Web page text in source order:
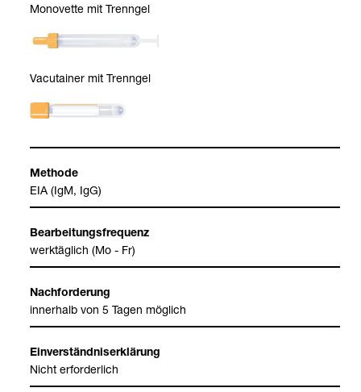
Mono­vette mit Trenn­gel
Vacu­tai­ner mit Trenn­gel
Methode
EIA (IgM, IgG)
Bear­bei­tungs­fre­quenz
werk­täg­lich (Mo - Fr)
Nach­for­de­rung
inner­halb von 5 Tagen mög­lich
Ein­ver­ständ­nis­er­klä­rung
Nicht erfor­der­lich